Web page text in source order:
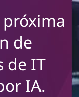
de
de IT
IA.